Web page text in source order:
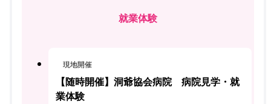
就業体験
現地開催
【随時開催】洞爺協会病院 病院見学・就
業体験